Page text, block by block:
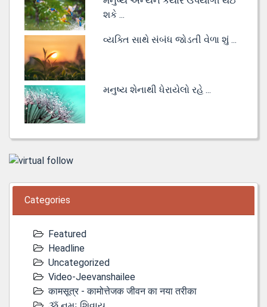
શકે ...
વ્યક્તિ સાથે સંબંધ જોડતી વેળા શું ...
મનુષ્ય શેનાથી ધેરાયેલો રહે ...
Categories
Featured
Headline
Uncategorized
Video-Jeevanshailee
कामसूत्र - कामोत्तेजक जीवन का नया तरीका